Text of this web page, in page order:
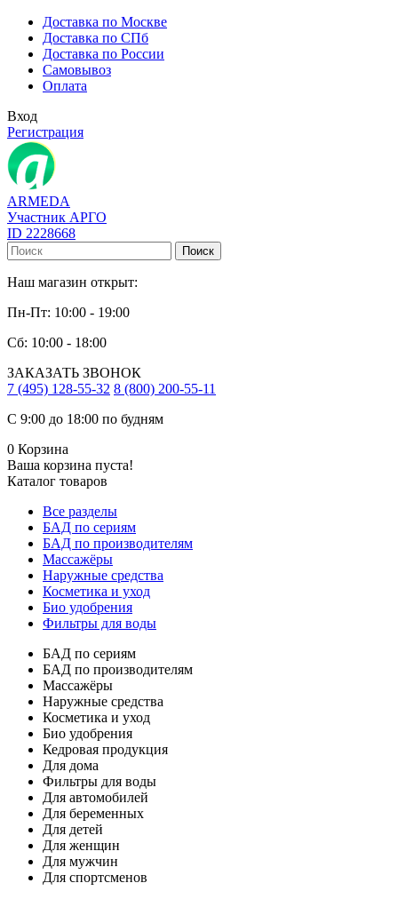
Доставка по Москве
Доставка по СПб
Доставка по России
Самовывоз
Оплата
Вход
Регистрация
ARMEDA
Участник АРГО
ID 2228668
Поиск
Наш магазин открыт:
Пн-Пт: 10:00 - 19:00
Сб: 10:00 - 18:00
ЗАКАЗАТЬ ЗВОНОК
7 (495) 128-55-32 8 (800) 200-55-11
С 9:00 до 18:00 по будням
0 Корзина
Ваша корзина пуста!
Каталог товаров
Все разделы
БАД по сериям
БАД по производителям
Массажёры
Наружные средства
Косметика и уход
Био удобрения
Фильтры для воды
БАД по сериям
БАД по производителям
Массажёры
Наружные средства
Косметика и уход
Био удобрения
Кедровая продукция
Для дома
Фильтры для воды
Для автомобилей
Для беременных
Для детей
Для женщин
Для мужчин
Для спортсменов